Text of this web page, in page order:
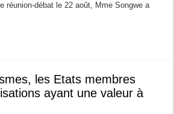
réunion-débat le 22 août, Mme Songwe a
les Etats membres
ayant une valeur à